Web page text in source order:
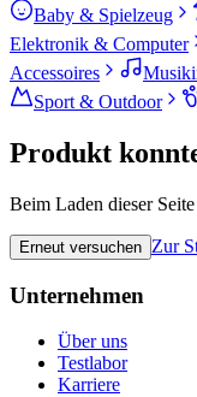
Baby & Spielzeug
Elektronik & Computer
Accessoires
Sport & Outdoor
Produkt
Beim Laden dieser
Erneut versuchen Zur
Unternehmen
Über uns
Testlabor
Karriere